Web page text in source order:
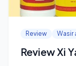
Review Wasir
Review Xi